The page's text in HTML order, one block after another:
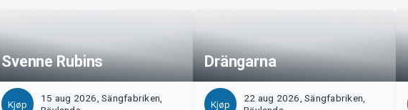
Svenne Rubins
Kjøp
15 aug 2026, Sängfabriken,
Drängarna
Kjøp
22 aug 2026, Sängfabriken,